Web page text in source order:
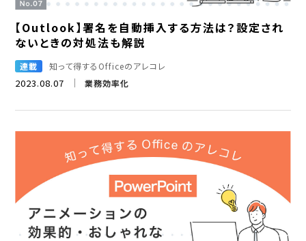
【Outlook】署名を自動挿入する方法は？設定され
ないときの対処法も解説
2023.08.07 業務効率化
連載 知って得するOfficeのアレコレ